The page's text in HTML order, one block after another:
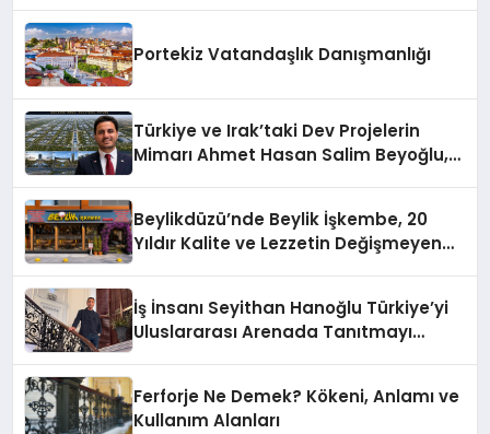
Portekiz Vatandaşlık Danışmanlığı
Türkiye ve Irak’taki Dev Projelerin
Mimarı Ahmet Hasan Salim Beyoğlu,
Hayata Geçirecek
Beylikdüzü’nde Beylik İşkembe, 20
Yıldır Kalite ve Lezzetin Değişmeyen
İş İnsanı Seyithan Hanoğlu Türkiye’yi
Uluslararası Arenada Tanıtmayı
Ferforje Ne Demek? Kökeni, Anlamı ve
Kullanım Alanları